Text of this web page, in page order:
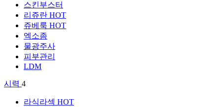
스킨부스터
리쥬란 HOT
쥬베룩 HOT
엑소좀
물광주사
피부관리
LDM
시력 4
라식라섹 HOT